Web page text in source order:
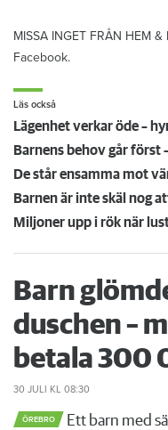
MISSA INGET FRÅN HEM &
Facebook.
Läs också
Lägenhet verkar öde –
De står ensamma mot
Barn
duschen –
betala 300
30 JULI KL 08:30
ÖREBRO
Ett barn med